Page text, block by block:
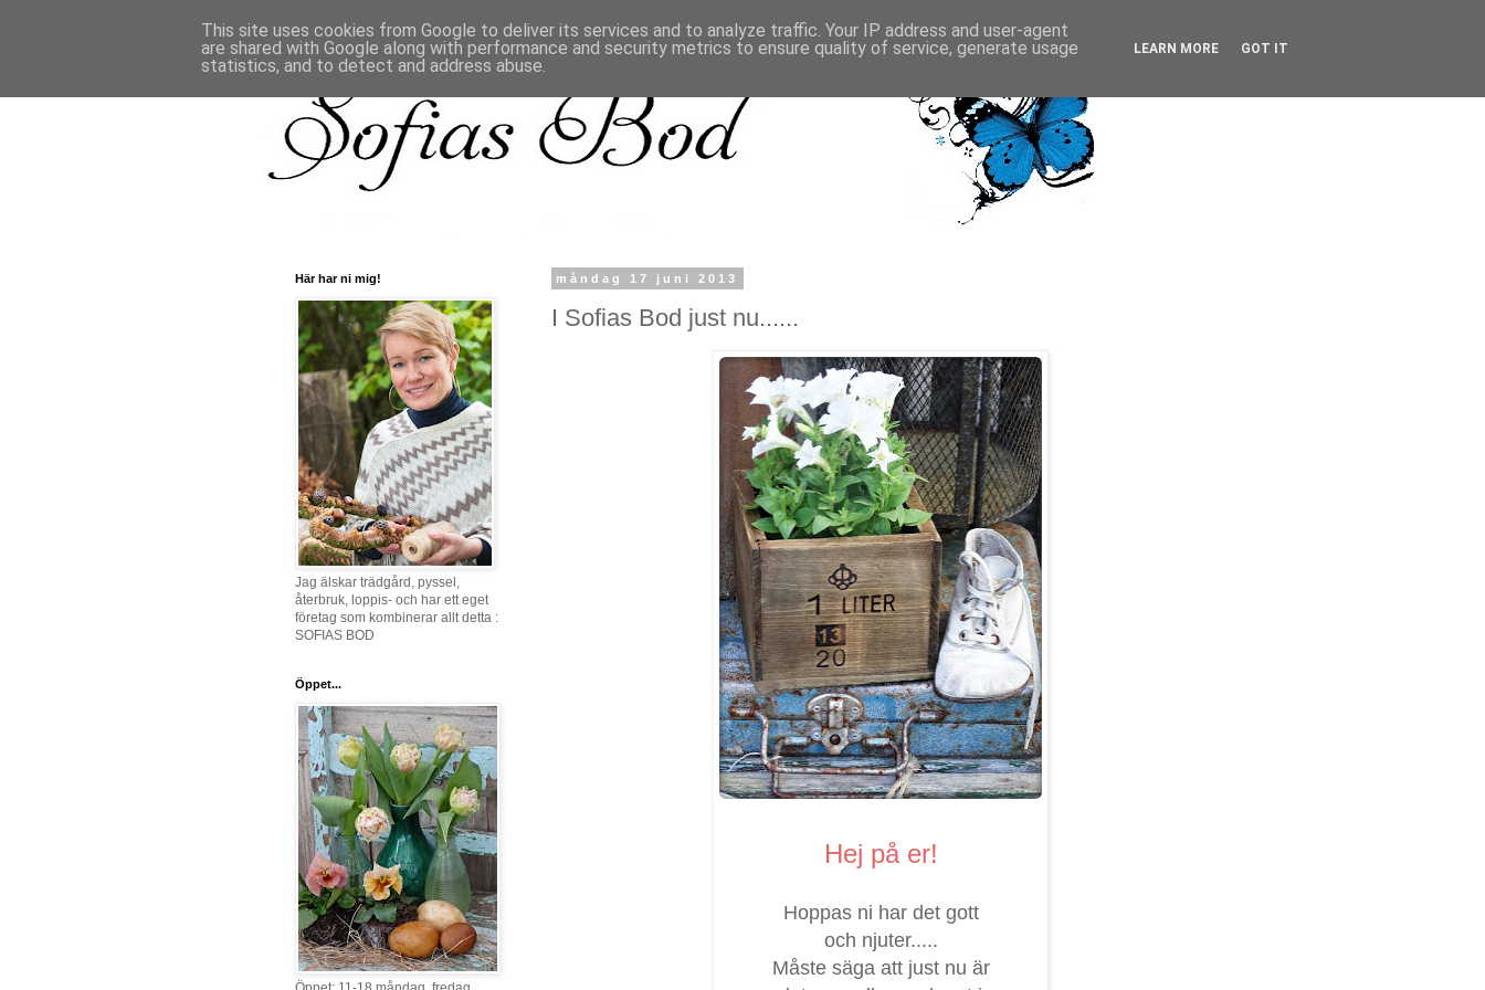
måndag 17 juni 2013
I Sofias Bod just nu......
Hej på er!
Hoppas ni har det gott
och njuter.....
Måste säga att just nu är
Här har ni mig!
Jag älskar trädgård, pyssel,
återbruk, loppis- och har ett eget
företag som kombinerar allt detta :
SOFIAS BOD
Öppet...
This site uses cookies from Google to deliver its services and to analyze traffic. Your IP address and user-agent
are shared with Google along with performance and security metrics to ensure quality of service, generate usage
statistics, and to detect and address abuse.
LEARN MORE GOT IT